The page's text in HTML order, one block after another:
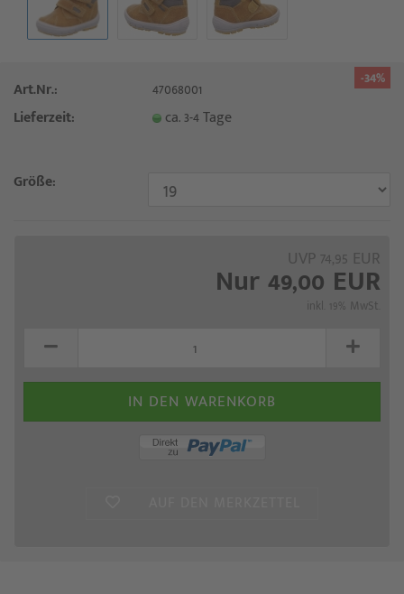
-34%
Art.Nr.:
47068001
Lieferzeit:
ca. 3-4 Tage
Größe:
UVP 74,95 EUR
Nur 49,00 EUR
inkl. 19% MwSt.